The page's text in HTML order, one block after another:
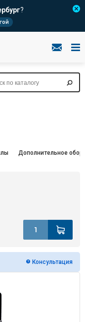
?
Дополнительное
Консультация